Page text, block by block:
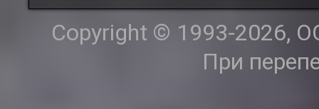
масла.
Copyright © 1993-2026,
При